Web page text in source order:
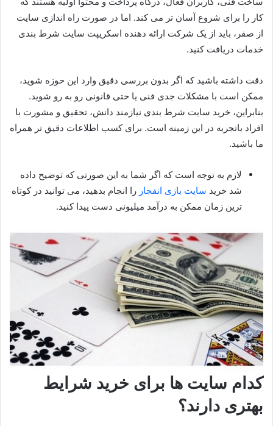
کار را برای شروع آسان‌ تر می‌ کند. اما در صورت راه‌ اندازی سایت
از صفر، باید از یک شرکت ارائه‌ دهنده اسکریپت سایت شرط بندی
خدمات دریافت کنید.
دقت داشته باشید که اگر بدون بررسی دقیق وارد این حوزه شوید،
ممکن است با مشکلات جدی فنی یا حتی قانونی رو به‌ رو شوید.
بنابراین، خرید سایت شرط بندی نیازمند دانش، تحقیق و مشورت با
افراد باتجربه در این زمینه است. برای کسب اطلاعات دقیق تر همراه
ما باشید.
لازم به توجه است که اگر شما به این صورتی که توضیح داده
شد خرید سایت بازی انفجار را انجام بدهید، می‌ توانید در کوتاه‌
ترین زمان ممکن به درآمد میلیونی دست پیدا کنید.
کدام سایت ها برای خرید شرایط
بهتری دارند؟